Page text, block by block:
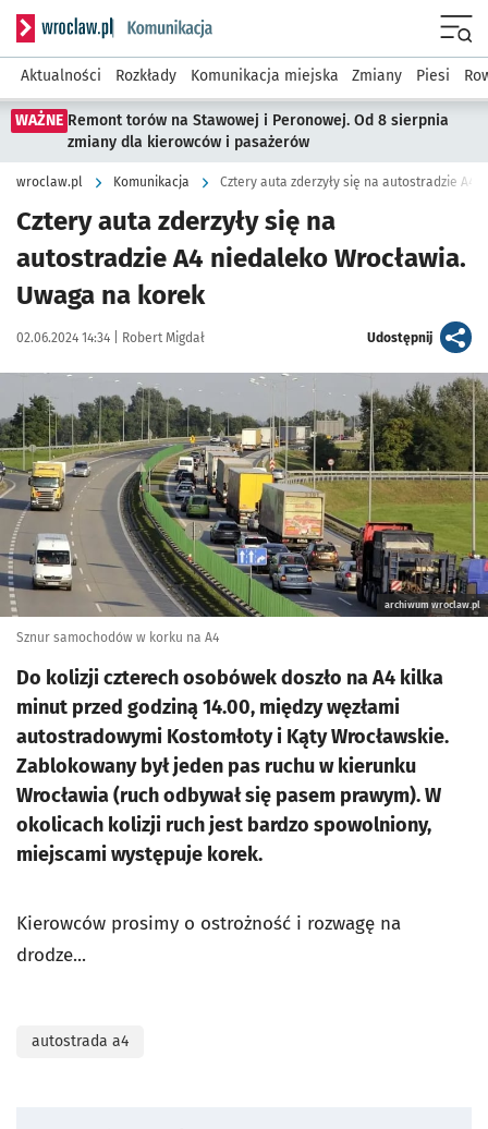
Serwis informacyjny wroclaw.pl podserwis: Komunikacja
Aktualności Rozkłady Komunikacja miejska Zmiany Piesi
WAŻNE Remont torów na Stawowej i Peronowej. Od 8 sierpnia
zmiany dla kierowców i pasażerów
wroclaw.pl Komunikacja Cztery auta zderzyły się na autostradzie A4
Cztery auta zderzyły się na
autostradzie A4 niedaleko Wrocławia.
Uwaga na korek
Data publikacji:
02.06.2024 14:34 | Autor:
Robert Migdał Udostępnijartykuł
Kliknij, aby powiększyć
archiwum wroclaw.pl
Sznur samochodów w korku na A4
Do kolizji czterech osobówek doszło na A4 kilka
minut przed godziną 14.00, między węzłami
autostradowymi Kostomłoty i Kąty Wrocławskie.
Zablokowany był jeden pas ruchu w kierunku
Wrocławia (ruch odbywał się pasem prawym). W
okolicach kolizji ruch jest bardzo spowolniony,
miejscami występuje korek.
Kierowców prosimy o ostrożność i rozwagę na
drodze...
autostrada a4